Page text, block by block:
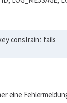
constraint fails
eine